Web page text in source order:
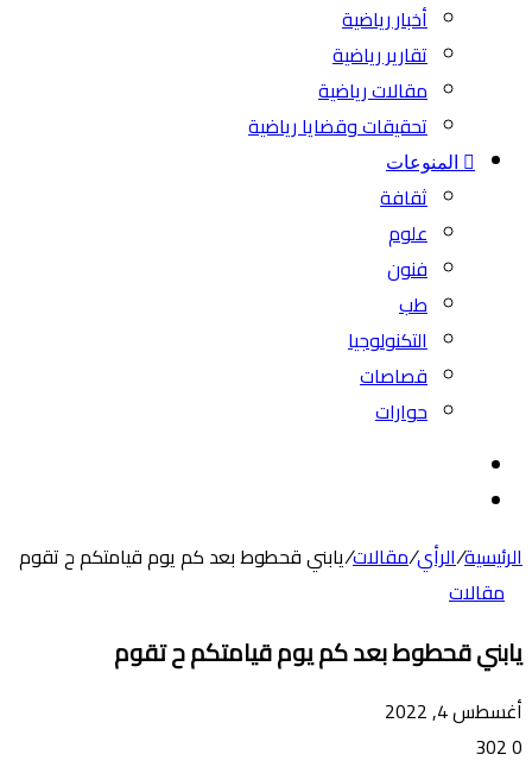
أخبار رياضية
تقارير رياضية
مقالات رياضية
تحقيقات وقضايا رياضية
المنوعات
ثقافة
علوم
فنون
طب
التكنولوجيا
قصاصات
حوارات
المظلم
الرئيسية/الرأي/مقالات/يابني قحطوط بعد كم يوم قيامتكم ح تقوم
مقالات
يابني قحطوط بعد كم يوم قيامتكم ح تقوم
أغسطس 4, 2022
0